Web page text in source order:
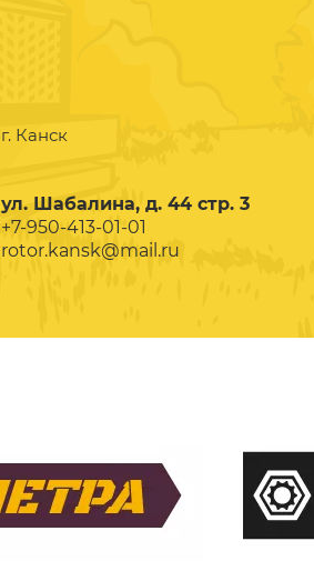
г. Канск
ул. Шабалина, д. 44 стр. 3
+7-950-413-01-01
rotor.kansk@mail.ru